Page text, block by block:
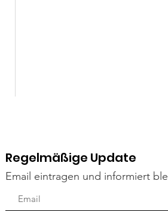
Lenny
Regelmäßige Update
Email eintragen und informiert